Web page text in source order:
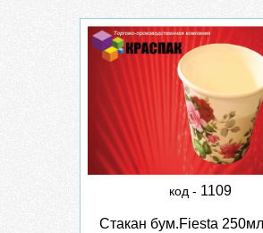
код - 1109
Стакан бум.Fiesta